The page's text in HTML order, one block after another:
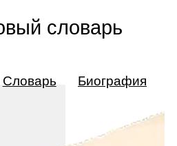
словарь
Словарь Биография